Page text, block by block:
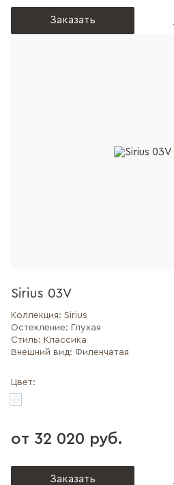
Заказать
Sirius 03V
Коллекция: Sirius
Остекление: Глухая
Стиль: Классика
Внешний вид: Филенчатая
Цвет:
от 32 020 руб.
Заказать